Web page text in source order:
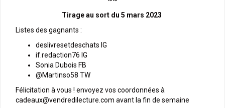
Tirage au sort du 5 mars 2023
Listes des gagnants :
deslivresetdeschats IG
if.redaction76 IG
Sonia Dubois FB
@Martinso58 TW
Félicitation à vous ! envoyez vos coordonnées à
cadeaux@vendredilecture.com avant la fin de semaine